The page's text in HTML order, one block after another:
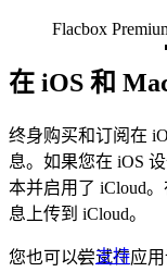
支持
Flacbox
在 iOS 和
终身购买和订阅在
息。如果您在 iOS
本并启用了 iCloud
息上传到 iCloud。
您也可以尝试在应